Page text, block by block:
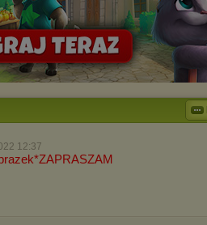
12:37
*ZAPRASZAM